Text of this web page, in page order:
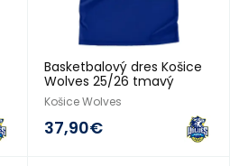
Basketbalový dres Košice
Wolves 25/26 tmavý
Košice Wolves
37,90€